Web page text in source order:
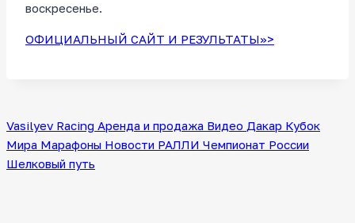
воскресенье.
ОФИЦИАЛЬНЫЙ САЙТ И РЕЗУЛЬТАТЫ>>>
Vasilyev Racing Аренда и продажа Видео Дакар Кубок
Мира Марафоны Новости РАЛЛИ Чемпионат России
Шелковый путь